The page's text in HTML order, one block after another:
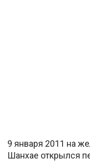
9 января 2011 на
Шанхае открылся